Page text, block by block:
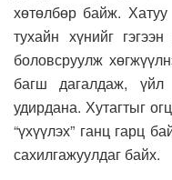
хөтөлбөр байж.
тухайн хүнийг
боловсруулж
багш дагалдаж,
удирдана. Хутагтыг
“үхүүлэх” ганц гарц
сахилгажуулдаг байх.